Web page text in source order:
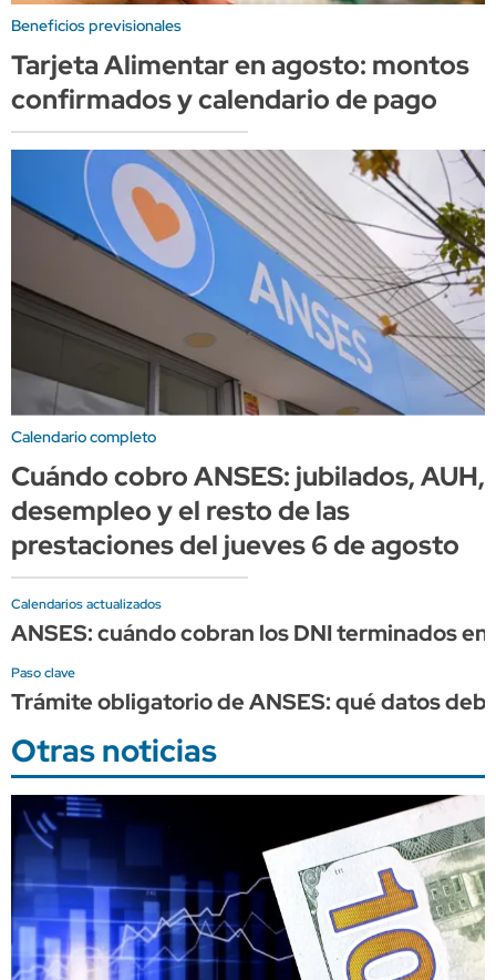
Beneficios previsionales
Tarjeta Alimentar en agosto: montos
confirmados y calendario de pago
Calendario completo
Cuándo cobro ANSES: jubilados, AUH,
desempleo y el resto de las
prestaciones del jueves 6 de agosto
Calendarios actualizados
ANSES: cuándo cobran los DNI terminados
Paso clave
Trámite obligatorio de ANSES: qué datos
Otras noticias